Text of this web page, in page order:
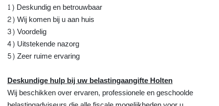
1) Deskundig en betrouwbaar
2) Wij komen bij u aan huis
3) Voordelig
4) Uitstekende nazorg
5) Zeer ruime ervaring
Deskundige hulp bij uw belastingaangifte Holten
Wij beschikken over ervaren, professionele en geschoolde